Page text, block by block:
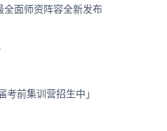
面师资阵容全新发布
前集训营招生中」